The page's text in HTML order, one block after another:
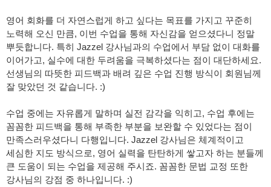
영어 회화를 더 자연스럽게 하고 싶다는 목표를 가지고 꾸준히
노력해 오신 만큼, 이번 수업을 통해 자신감을 얻으셨다니 정말
뿌듯합니다. 특히 Jazzel 강사님과의 수업에서 부담 없이 대화를
이어가고, 실수에 대한 두려움을 극복하셨다는 점이 대단하세요.
선생님의 따뜻한 피드백과 배려 깊은 수업 진행 방식이 회원님께
잘 맞았던 것 같습니다. :)
수업 중에는 자유롭게 말하며 실전 감각을 익히고, 수업 후에는
꼼꼼한 피드백을 통해 부족한 부분을 보완할 수 있었다는 점이
만족스러우셨다니 다행입니다. Jazzel 강사님은 체계적이고
세심한 지도 방식으로, 영어 실력을 탄탄하게 쌓고자 하는 분들께
큰 도움이 되는 수업을 제공해 주시죠. 꼼꼼한 문법 교정 또한
강사님의 강점 중 하나입니다. :)